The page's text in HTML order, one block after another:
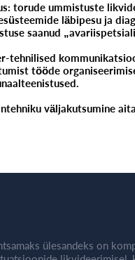
torude ummistuste
läbipesu ja
saanud
tehnilised
tööde
väljakutsumine
ülesandeks on